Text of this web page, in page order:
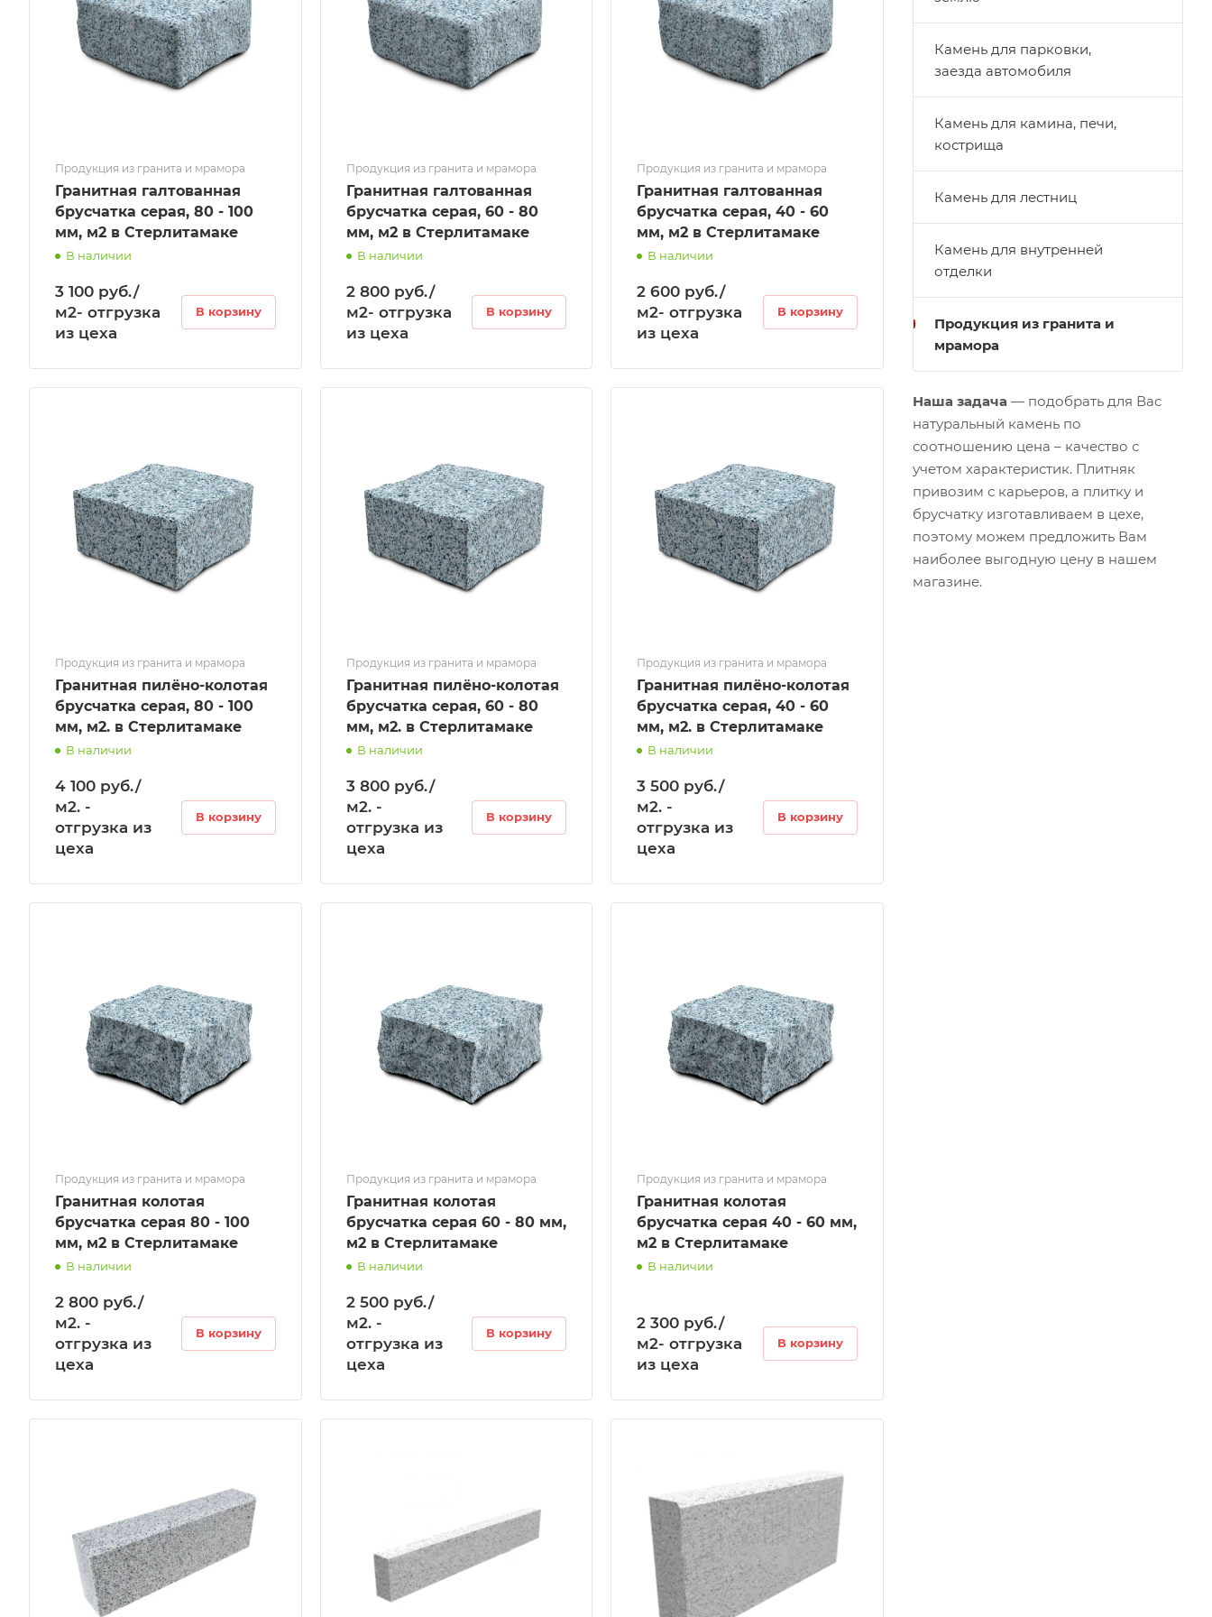
Продукция из гранита и мрамора
Гранитная галтованная
брусчатка серая, 80 - 100
мм, м2 в Стерлитамаке
В наличии
3 100 руб./
м2- отгрузка
из цеха
В корзину
Продукция из гранита и мрамора
Гранитная галтованная
брусчатка серая, 60 - 80
мм, м2 в Стерлитамаке
В наличии
2 800 руб./
м2- отгрузка
из цеха
В корзину
Продукция из гранита и мрамора
Гранитная галтованная
брусчатка серая, 40 - 60
мм, м2 в Стерлитамаке
В наличии
2 600 руб./
м2- отгрузка
из цеха
В корзину
Продукция из гранита и мрамора
Гранитная пилёно-колотая
брусчатка серая, 80 - 100
мм, м2. в Стерлитамаке
В наличии
4 100 руб./
м2. -
отгрузка из
цеха
В корзину
Продукция из гранита и мрамора
Гранитная пилёно-колотая
брусчатка серая, 60 - 80
мм, м2. в Стерлитамаке
В наличии
3 800 руб./
м2. -
отгрузка из
цеха
В корзину
Продукция из гранита и мрамора
Гранитная пилёно-колотая
брусчатка серая, 40 - 60
мм, м2. в Стерлитамаке
В наличии
3 500 руб./
м2. -
отгрузка из
цеха
В корзину
Продукция из гранита и мрамора
Гранитная колотая
брусчатка серая 80 - 100
мм, м2 в Стерлитамаке
В наличии
2 800 руб./
м2. -
отгрузка из
цеха
В корзину
Продукция из гранита и мрамора
Гранитная колотая
брусчатка серая 60 - 80 мм,
м2 в Стерлитамаке
В наличии
2 500 руб./
м2. -
отгрузка из
цеха
В корзину
Продукция из гранита и мрамора
Гранитная колотая
брусчатка серая 40 - 60 мм,
м2 в Стерлитамаке
В наличии
2 300 руб./
м2- отгрузка
из цеха
В корзину
Камень для парковки,
заезда автомобиля
Камень для камина, печи,
кострища
Камень для лестниц
Камень для внутренней
отделки
Продукция из гранита и
мрамора
Наша задача — подобрать для Вас
натуральный камень по
соотношению цена – качество с
учетом характеристик. Плитняк
привозим с карьеров, а плитку и
брусчатку изготавливаем в цехе,
поэтому можем предложить Вам
наиболее выгодную цену в нашем
магазине.